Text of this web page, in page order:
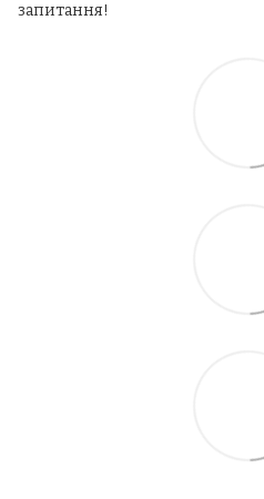
запитання!